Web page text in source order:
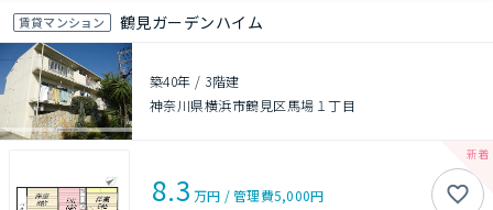
賃貸マンション 鶴見ガーデンハイム
築40年 / 3階建
神奈川県横浜市鶴見区馬場１丁目
8.3 万円 /管理費5,000円